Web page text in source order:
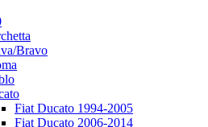
Bravo
Fiat Ducato 1994-2005
Fiat Ducato 2006-2014